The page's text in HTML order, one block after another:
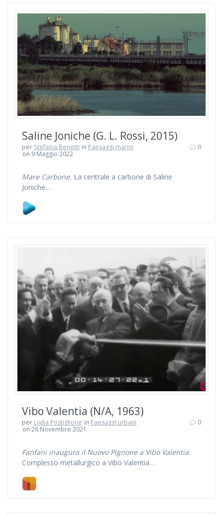
Saline Joniche (G. L. Rossi, 2015)
per Stefania Benetti in Paesaggi marini
on 9 Maggio 2022
0
Mare Carbone. La centrale a carbone di Saline
Joniche…
Vibo Valentia (N/A, 1963)
per Lydia Postiglione in Paesaggi urbani
on 26 Novembre 2021
0
Fanfani inaugura il Nuovo Pignone a Vibo Valentia.
Complesso metallurgico a Vibo Valentia…